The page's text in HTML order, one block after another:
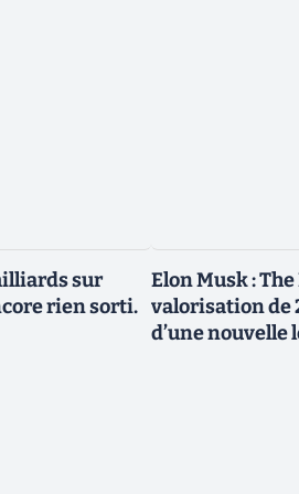
sur
rien sorti.
Elon Musk :
valorisation de
d’une nouvelle